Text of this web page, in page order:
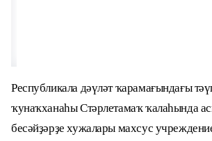
Республикала дәүләт ҡарамағындағы
ҡунаҡханаһы Стәрлетамаҡ ҡалаһында
бесәйҙәрҙе хужалары махсус